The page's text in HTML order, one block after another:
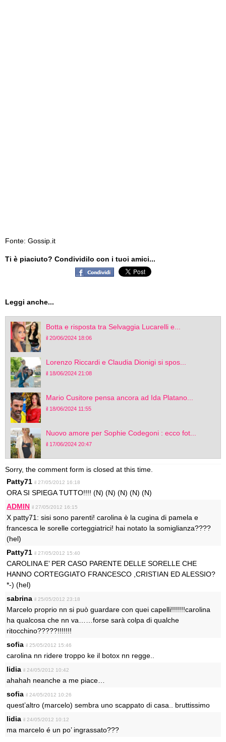
Fonte: Gossip.it
Ti è piaciuto? Condividilo con i tuoi amici...
Leggi anche...
Botta e risposta tra Selvaggia Lucarelli e...
il 20/06/2024 18:06
Lorenzo Riccardi e Claudia Dionigi si spos...
il 18/06/2024 21:08
Mario Cusitore pensa ancora ad Ida Platano...
il 18/06/2024 11:55
Nuovo amore per Sophie Codegoni : ecco fot...
il 17/06/2024 20:47
Sorry, the comment form is closed at this time.
Patty71 il 27/05/2012 16:18
ORA SI SPIEGA TUTTO!!!! (N) (N) (N) (N) (N)
ADMIN il 27/05/2012 16:15
X patty71: sisi sono parenti! carolina è la cugina di pamela e
francesca le sorelle corteggiatrici! hai notato la somiglianza????
(hel)
Patty71 il 27/05/2012 15:40
CAROLINA E’ PER CASO PARENTE DELLE SORELLE CHE
HANNO CORTEGGIATO FRANCESCO ,CRISTIAN ED ALESSIO?
*-) (hel)
sabrina il 25/05/2012 23:18
Marcelo proprio nn si può guardare con quei capelli!!!!!!!carolina
ha qualcosa che nn va……forse sarà colpa di qualche
ritocchino?????!!!!!!!
sofia il 25/05/2012 15:46
carolina nn ridere troppo ke il botox nn regge..
lidia il 24/05/2012 10:42
ahahah neanche a me piace…
sofia il 24/05/2012 10:26
quest’altro (marcelo) sembra uno scappato di casa.. bruttissimo
lidia il 24/05/2012 10:12
ma marcelo é un po’ ingrassato???